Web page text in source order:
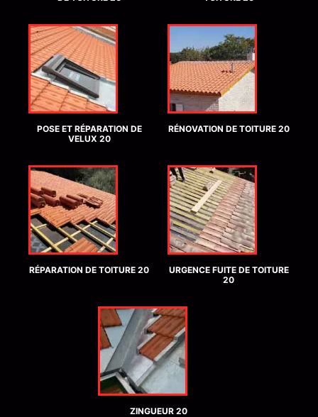
POSE ET RÉPARATION DE
VELUX 20
RÉNOVATION DE TOITURE 20
RÉPARATION DE TOITURE 20
URGENCE FUITE DE TOITURE
20
ZINGUEUR 20